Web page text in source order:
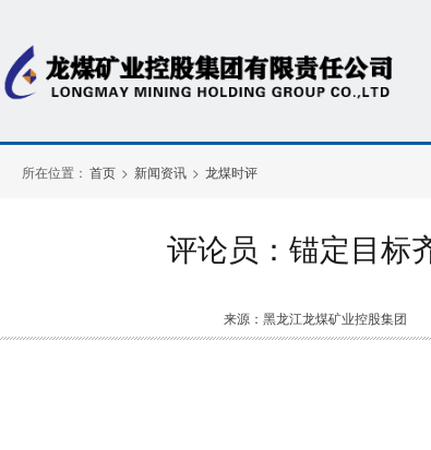
所在位置： 首页 > 新闻资讯 > 龙煤时评
评论员：锚定目标
来源：黑龙江龙煤矿业控股集团